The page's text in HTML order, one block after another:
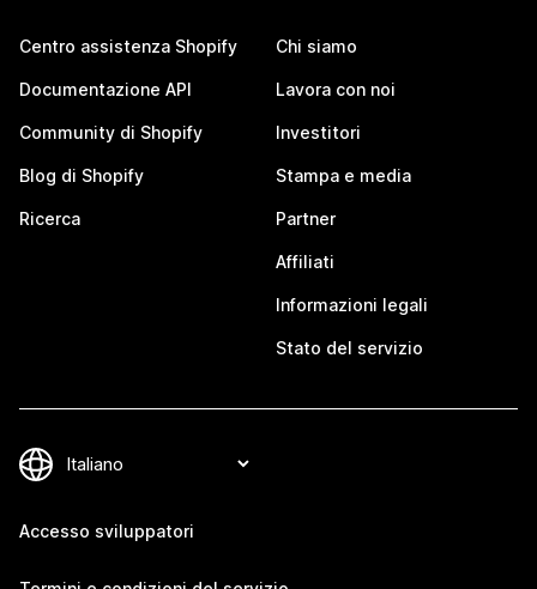
Centro assistenza Shopify
Documentazione API
Community di Shopify
Blog di Shopify
Ricerca
Chi siamo
Lavora con noi
Investitori
Stampa e media
Partner
Affiliati
Informazioni legali
Stato del servizio
Accesso sviluppatori